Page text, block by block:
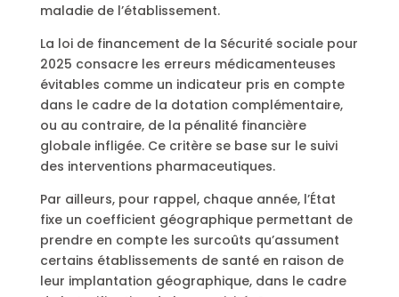
maladie de l’établissement.
La loi de financement de la Sécurité sociale pour
2025 consacre les erreurs médicamenteuses
évitables comme un indicateur pris en compte
dans le cadre de la dotation complémentaire,
ou au contraire, de la pénalité financière
globale infligée. Ce critère se base sur le suivi
des interventions pharmaceutiques.
Par ailleurs, pour rappel, chaque année, l’État
fixe un coefficient géographique permettant de
prendre en compte les surcoûts qu’assument
certains établissements de santé en raison de
leur implantation géographique, dans le cadre